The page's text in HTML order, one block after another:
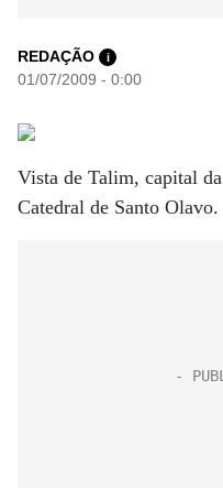
REDAÇÃO i
01/07/2009 - 0:00
Vista de Talim, capital
Catedral de Santo Olavo.